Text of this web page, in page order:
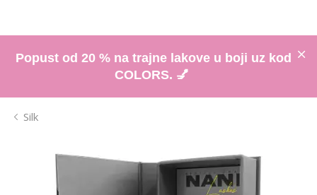
Popust od 20 % na trajne lakove u boji uz kod
COLORS. 💅
Silk